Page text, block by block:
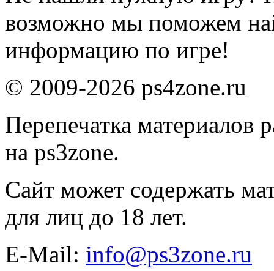
возможно мы поможем
информацию по игре!
© 2009-2026 ps4zone.ru
Перепечатка материалов
на ps3zone.
Сайт может содержать
для лиц до 18 лет.
E-Mail: info@ps3zone.ru